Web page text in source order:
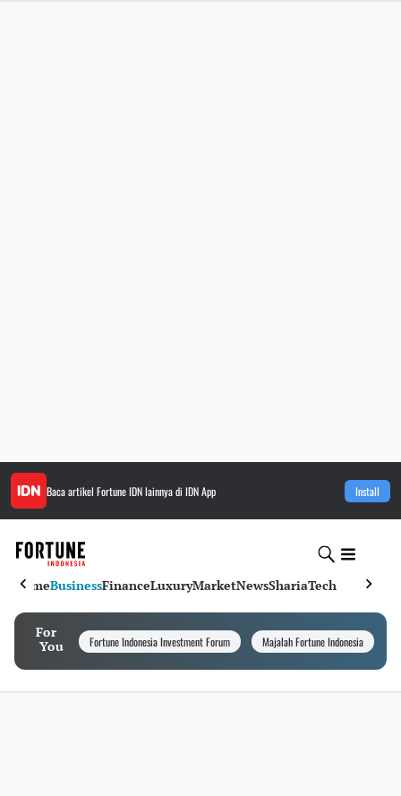
Baca artikel Fortune IDNlainnya di IDN App Install
HomeBusinessFinanceLuxuryMarketNewsShariaTech
For
You
Fortune Indonesia Investment Forum Majalah Fortune Indonesia